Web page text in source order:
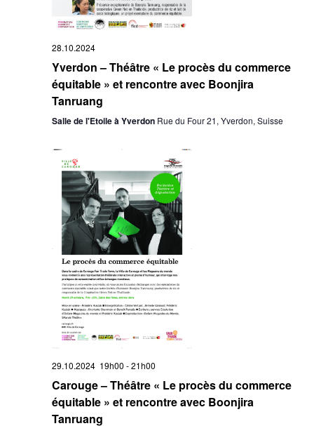
28.10.2024
Yverdon – Théâtre « Le procès du commerce
équitable » et rencontre avec Boonjira
Tanruang
Salle de l'Etoile à Yverdon Rue du Four 21, Yverdon, Suisse
29.10.2024 19h00 -21h00
Carouge – Théâtre « Le procès du commerce
équitable » et rencontre avec Boonjira
Tanruang